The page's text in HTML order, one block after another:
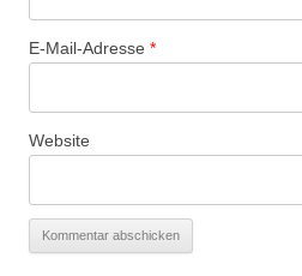
E-Mail-Adresse *
Website